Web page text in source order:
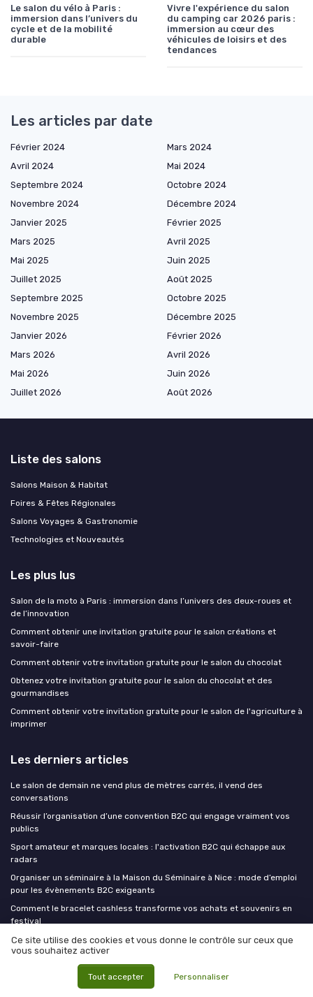
Le salon du vélo à Paris :
immersion dans l’univers du
cycle et de la mobilité
durable
Vivre l'expérience du salon
du camping car 2026 paris :
immersion au cœur des
véhicules de loisirs et des
tendances
Les articles par date
Février 2024
Mars 2024
Avril 2024
Mai 2024
Septembre 2024
Octobre 2024
Novembre 2024
Décembre 2024
Janvier 2025
Février 2025
Mars 2025
Avril 2025
Mai 2025
Juin 2025
Juillet 2025
Août 2025
Septembre 2025
Octobre 2025
Novembre 2025
Décembre 2025
Janvier 2026
Février 2026
Mars 2026
Avril 2026
Mai 2026
Juin 2026
Juillet 2026
Août 2026
Liste des salons
Salons Maison & Habitat
Foires & Fêtes Régionales
Salons Voyages & Gastronomie
Technologies et Nouveautés
Les plus lus
Salon de la moto à Paris : immersion dans l’univers des deux-roues et
de l’innovation
Comment obtenir une invitation gratuite pour le salon créations et
savoir-faire
Comment obtenir votre invitation gratuite pour le salon du chocolat
Obtenez votre invitation gratuite pour le salon du chocolat et des
gourmandises
Comment obtenir votre invitation gratuite pour le salon de l'agriculture à
imprimer
Les derniers articles
Le salon de demain ne vend plus de mètres carrés, il vend des
conversations
Réussir l’organisation d’une convention B2C qui engage vraiment vos
publics
Sport amateur et marques locales : l'activation B2C qui échappe aux
radars
Organiser un séminaire à la Maison du Séminaire à Nice : mode d’emploi
pour les évènements B2C exigeants
Comment le bracelet cashless transforme vos achats et souvenirs en
festival
B2C insiders
Ce site utilise des cookies et vous donne le contrôle sur ceux que
vous souhaitez activer
Tout accepter Personnaliser